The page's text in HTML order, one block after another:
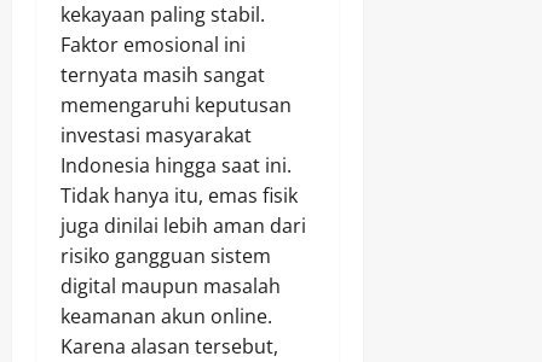
kekayaan paling stabil.
Faktor emosional ini
ternyata masih sangat
memengaruhi keputusan
investasi masyarakat
Indonesia hingga saat ini.
Tidak hanya itu, emas fisik
juga dinilai lebih aman dari
risiko gangguan sistem
digital maupun masalah
keamanan akun online.
Karena alasan tersebut,